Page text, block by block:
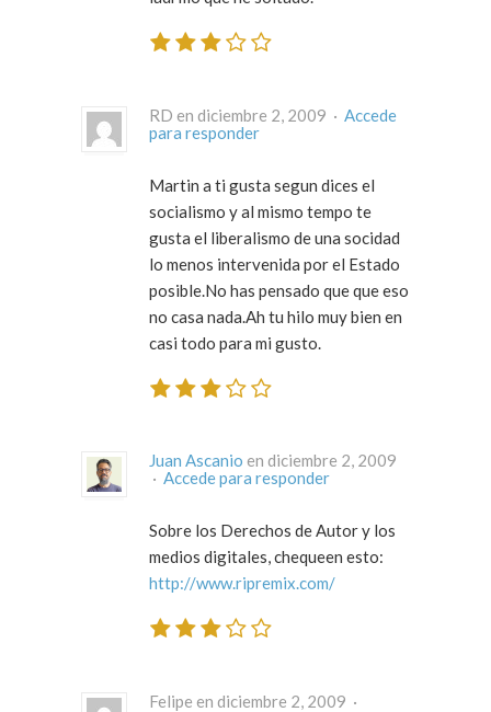
RD en diciembre 2, 2009 · Accede
para responder
Martin a ti gusta segun dices el
socialismo y al mismo tempo te
gusta el liberalismo de una socidad
lo menos intervenida por el Estado
posible.No has pensado que que eso
no casa nada.Ah tu hilo muy bien en
casi todo para mi gusto.
Juan Ascanio en diciembre 2, 2009
· Accede para responder
Sobre los Derechos de Autor y los
medios digitales, chequeen esto:
http://www.ripremix.com/
Felipe en diciembre 2, 2009 ·